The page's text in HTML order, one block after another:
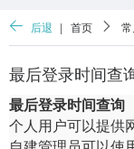
后退 首页 常
最后登录时间查
最后登录时间查询
个人用户可以提供